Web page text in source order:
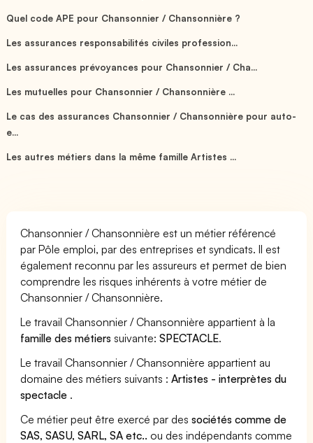
Quel code APE pour Chansonnier / Chansonnière ?
Les assurances responsabilités civiles profession...
Les assurances prévoyances pour Chansonnier / Cha...
Les mutuelles pour Chansonnier / Chansonnière ...
Le cas des assurances Chansonnier / Chansonnière pour auto-
e...
Les autres métiers dans la même famille Artistes ...
Chansonnier / Chansonnière est un métier référencé
par Pôle emploi, par des entreprises et syndicats. Il est
également reconnu par les assureurs et permet de bien
comprendre les risques inhérents à votre métier de
Chansonnier / Chansonnière.
Le travail Chansonnier / Chansonnière appartient à la
famille des métiers suivante:SPECTACLE.
Le travail Chansonnier / Chansonnière appartient au
domaine des métiers suivants :Artistes - interprètes du
spectacle .
Ce métier peut être exercé par dessociétés comme de
SAS, SASU, SARL, SA etc.. ou des indépendants comme